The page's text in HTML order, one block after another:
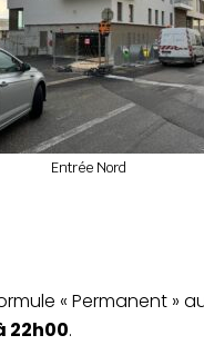
Entrée Nord
« Permanent »
22h00.